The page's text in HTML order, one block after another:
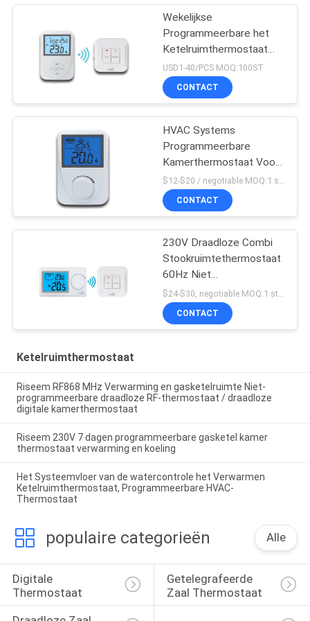
Wekelijkse
Programmeerbare het
Ketelruimthermostaat
van het Water
Verwarmingssysteem
USD1-40/PCS MOQ:100ST
CONTACT
HVAC Systems
Programmeerbare
Kamerthermostaat Voor
Combi Boiler NTC Sensor$12-$20 / negotiable MOQ:1 stuksteekproef/overeen te komen
CONTACT
230V Draadloze Combi
Stookruimtethermostaat
60Hz Niet
programmeerbaar
CONTACT
Ketelruimthermostaat
Riseem RF868 MHz Verwarming en gasketelruimte Niet-
programmeerbare draadloze RF-thermostaat / draadloze
digitale kamerthermostaat
Riseem 230V 7 dagen programmeerbare gasketel kamer
thermostaat verwarming en koeling
Het Systeemvloer van de watercontrole het Verwarmen
Ketelruimthermostaat, Programmeerbare HVAC-
Thermostaat
populaire categorieën Alle
Digitale
Thermostaat
Getelegrafeerde
Zaal Thermostaat